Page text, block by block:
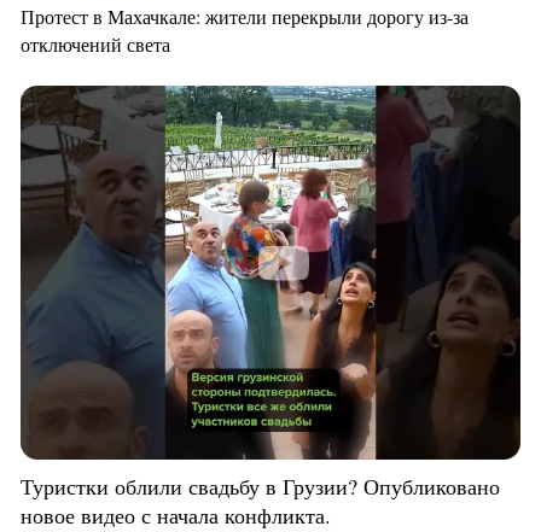
Протест в Махачкале: жители перекрыли дорогу из-за
отключений света
Туристки облили свадьбу в Грузии? Опубликовано
новое видео с начала конфликта.